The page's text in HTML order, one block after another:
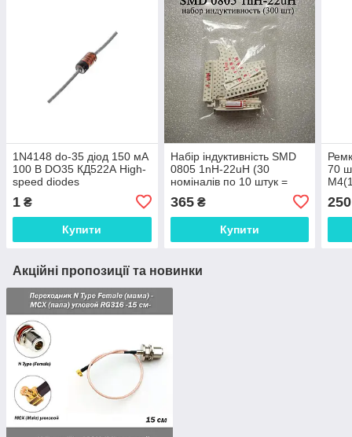
1N4148 do-35 діод 150 мА
100 В DO35 КД522А High-
speed diodes
Високошвидкісні кремнієві
діоди в герметичному стті
1 ₴
Купити
Набір індуктивність SMD
0805 1nH-22uH (30
номіналів по 10 штук =
365₴
Купити
70
250
Акційні пропозиції та новинки